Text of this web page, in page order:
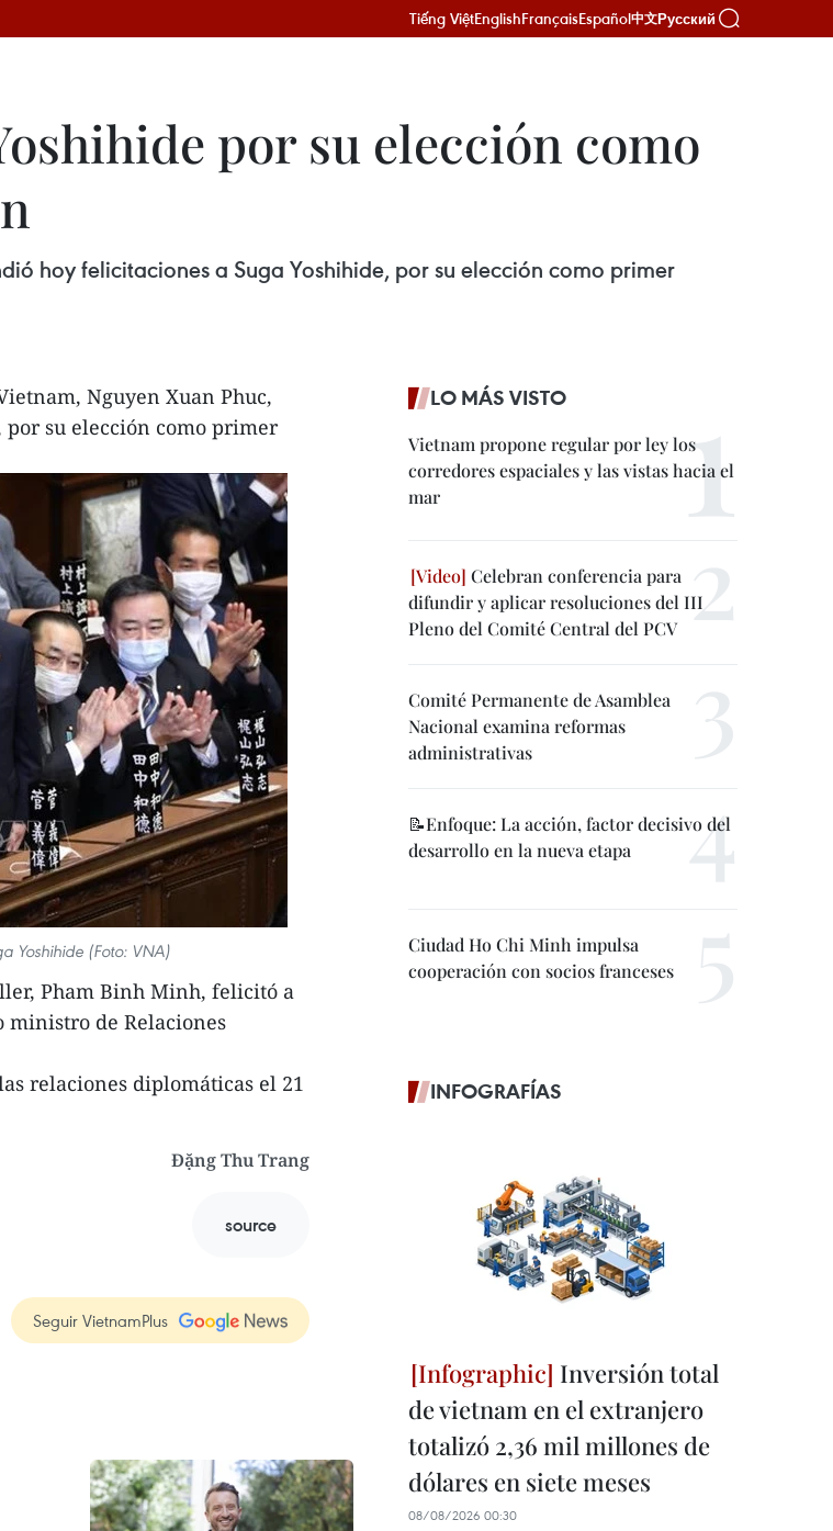
Tiếng ViệtEnglishFrançaisEspañol中文Русский
por su elección como
hoy felicitaciones a Suga Yoshihide, por su elección como primer
Nguyen Xuan Phuc,
por su elección como primer
Yoshihide (Foto: VNA)
Pham Binh Minh, felicitó a
ministro de Relaciones
relaciones diplomáticas el 21
Đặng Thu Trang
source
Seguir VietnamPlus
LO MÁS VISTO
Vietnam propone regular por ley los
corredores espaciales y las vistas hacia el
mar
Celebran conferencia para
difundir y aplicar resoluciones del III
Pleno del Comité Central del PCV
Comité Permanente de Asamblea
Nacional examina reformas
administrativas
📝Enfoque: La acción, factor decisivo del
desarrollo en la nueva etapa
Ciudad Ho Chi Minh impulsa
cooperación con socios franceses
INFOGRAFÍAS
Inversión total
de vietnam en el extranjero
totalizó 2,36 mil millones de
dólares en siete meses
08/08/2026 00:30